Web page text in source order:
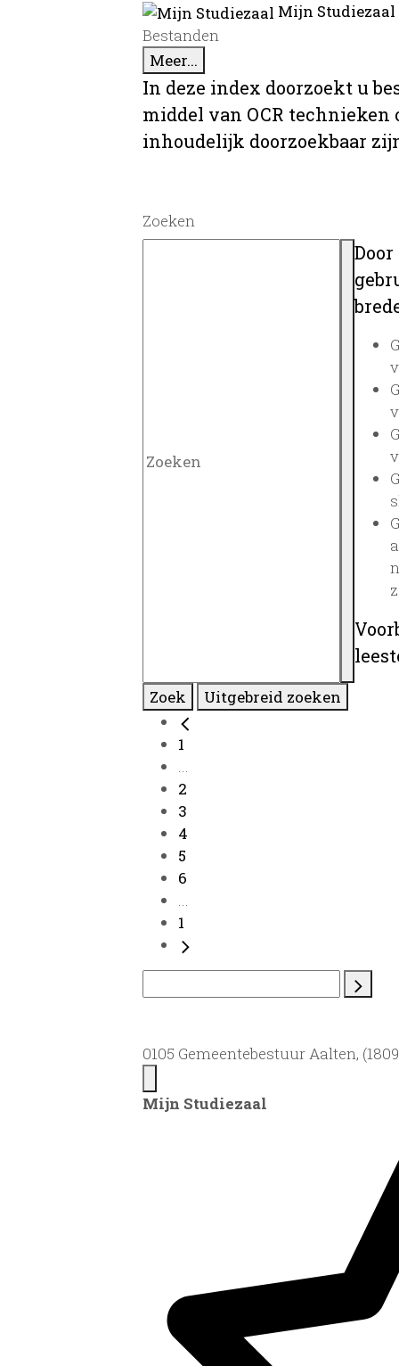
Mijn
Bestanden
Meer...
In deze index doorzoekt u
middel van OCR
inhoudelijk doorzoekbaar
Zoeken
Zoek Uitgebreid zoeken
1
...
2
3
4
5
6
...
1
0105 Gemeentebestuur Aalten,
Mijn Studiezaal